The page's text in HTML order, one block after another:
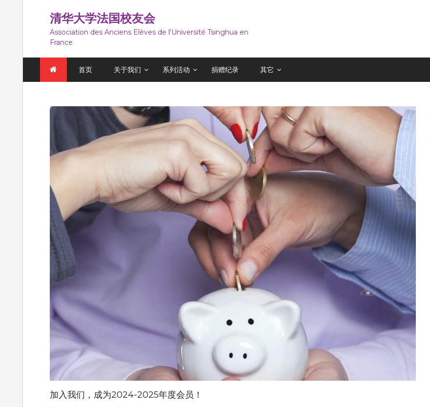
清华大学法国校友会
Association des Anciens Elèves de l'Université Tsinghua en
France
首页 关于我们 系列活动 捐赠纪录 其它
加入我们，成为2024-2025年度会员！